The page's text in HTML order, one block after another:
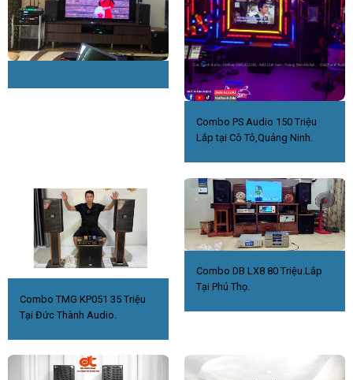
Combo PS Audio 150 Triệu
Lắp tại Cô Tô,Quảng Ninh.
Combo TMG KP051 35 Triệu
Tại Đức Thành Audio.
Combo DB LX8 80 Triệu.Lắp
Tại Phú Thọ.